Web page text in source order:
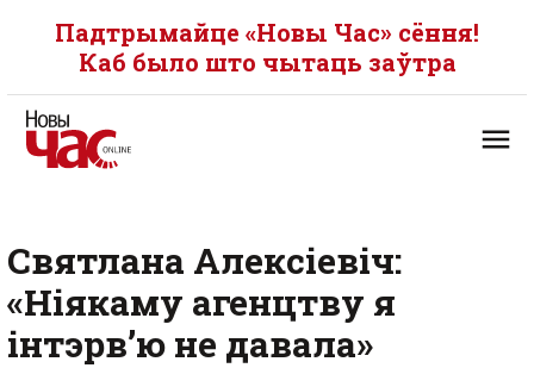
Падтрымайце «Новы Час» сёння!
Каб было што чытаць заўтра
Святлана Алексіевіч:
«Ніякаму агенцтву я
інтэрв’ю не давала»